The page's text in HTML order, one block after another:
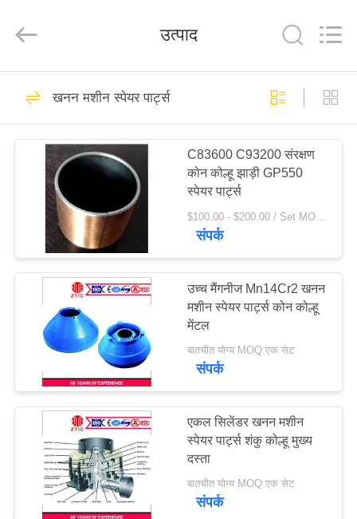
उत्पादों
वीआर
दिखाएँ
हमारे
कारखाना
भ्रमण
गुणवत्ता
नियंत्रण
Industries
CO.,LTD.
मिल पिनियन गियर्स
बेवेल पिनियन गियर
24
मिल गिर्थ गियर
उत्पाद
खनन मशीन स्पेयर पार्ट्स
C83600 C93200 संरक्षण
कोन कोल्हू झाड़ी GP550
स्पेयर पार्ट्स
$100.00 - $200.00 / Set MOQ:1 सेट / सेट
संपर्क
उच्च मैंगनीज Mn14Cr2 खनन
मशीन स्पेयर पार्ट्स कोन कोल्हू
मेंटल
बातचीत योग्य MOQ:एक सेट
संपर्क
एकल सिलेंडर खनन मशीन
स्पेयर पार्ट्स शंकु कोल्हू मुख्य
दस्ता
बातचीत योग्य MOQ:एक सेट
संपर्क